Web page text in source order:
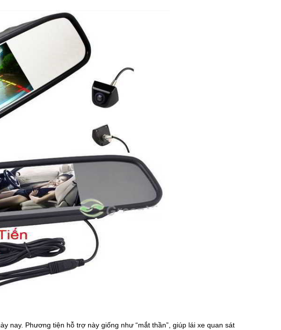
nay. Phương tiện hỗ trợ này giống như “mắt thần”, giúp lái xe quan sát